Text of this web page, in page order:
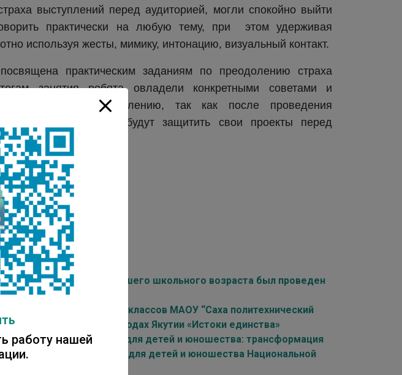
выступлений перед аудиторией, могли спокойно выйти
практически на любую тему, при этом удерживая
используя жесты, мимику, интонацию, визуальный контакт.
практическим заданиям по преодолению страха
занятия ребята овладели конкретными советами и
к публичному выступлению, так как после проведения
команды, должны будут защитить свои проекты перед
для учеников младшего школьного возраста был проведен
герой»
«Шаг к пятерке», для 4х классов МАОУ “Саха политехнический
час о коренных народах Якутии «Истоки единства»
воспоминаний «Центр для детей и юношества: трансформация
летнему юбилею Центра для детей и юношества Национальной
работу нашей